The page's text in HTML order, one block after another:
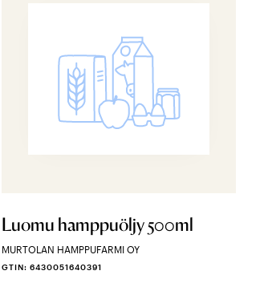
Luomu hamppuöljy 500ml
MURTOLAN HAMPPUFARMI OY
GTIN: 6430051640391